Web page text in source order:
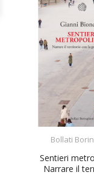
Bollati
Sentieri
Narrare il